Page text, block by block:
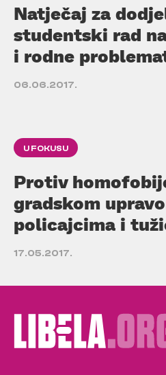
Natječaj za
studentski rad
i rodne
06.06.2017.
U FOKUSU
Protiv
gradskom
policajcima i
17.05.2017.